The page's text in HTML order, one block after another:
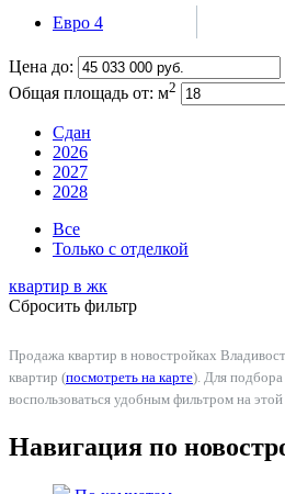
Евро 4
Цена до:
Общая площадь от: м2
Сдан
2026
2027
2028
Все
Только с отделкой
квартир в жк
Сбросить фильтр
Продажа квартир в новостройках
квартир (посмотреть на карте). Для
воспользоваться удобным фильтром на
Навигация по